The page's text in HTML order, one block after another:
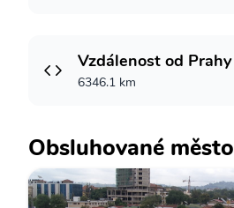
Vzdálenost od Prahy
6346.1 km
Obsluhované město